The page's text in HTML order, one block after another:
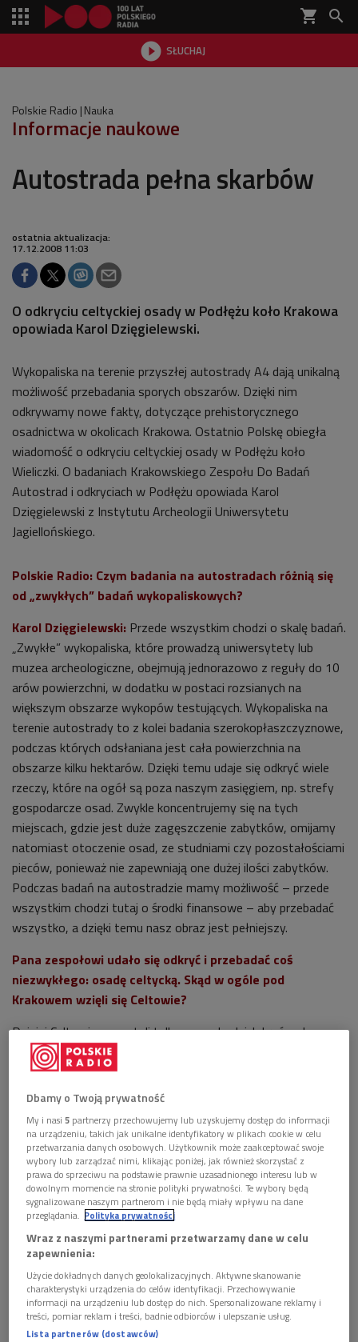
shopping_cart 
 SŁUCHAJ

Polskie Radio Nauka
Informacje naukowe
Autostrada pełna skarbów
ostatnia aktualizacja:
17.12.2008 11:03
O odkryciu celtyckiej osady w Podłężu koło Krakowa
opowiada Karol Dzięgielewski.
Wykopaliska na terenie przyszłej autostrady A4 dają unikalną
możliwość przebadania sporych obszarów. Dzięki nim
odkrywamy nowe fakty, dotyczące prehistorycznego
osadnictwa w okolicach Krakowa. Ostatnio Polskę obiegła
wiadomość o odkryciu celtyckiej osady w Podłężu koło
Wieliczki. O badaniach Krakowskiego Zespołu Do Badań
Autostrad i odkryciach w Podłężu opowiada Karol
Dzięgielewski z Instytutu Archeologii Uniwersytetu
Jagiellońskiego.
Polskie Radio: Czym badania na autostradach różnią się
od „zwykłych” badań wykopaliskowych?
Karol Dzięgielewski: Przede wszystkim chodzi o skalę badań.
„Zwykłe” wykopaliska, które prowadzą uniwersytety lub
muzea archeologiczne, obejmują jednorazowo z reguły do 10
arów powierzchni, w dodatku w postaci rozsianych na
większym obszarze wykopów testujących. Wykopaliska na
terenie autostrady to z kolei badania szerokopłaszczyznowe,
podczas których odsłaniana jest cała powierzchnia na
obszarze kilku hektarów. Dzięki temu udaje się odkryć wiele
rzeczy, które na ogół są poza naszym zasięgiem, np. strefy
gospodarcze osad. Zwykle koncentrujemy się na tych
miejscach, gdzie jest duże zagęszczenie zabytków, omijamy
natomiast otoczenie osad, ze studniami czy pozostałościami
pieców, ponieważ nie zapewniają one dużej ilości zabytków.
Podczas badań na autostradzie mamy możliwość – przede
wszystkim chodzi tutaj o środki finansowe – aby przebadać
wszystko, a dzięki temu nasz obraz jest pełniejszy.
Pana zespołowi udało się odkryć i przebadać coś
niezwykłego: osadę celtycką. Skąd w ogóle pod
Krakowem wzięli się Celtowie?
Dzisiaj Celtowie pozostali tylko na zachodnich krańcach
Europy, natomiast w V i IV w. p.n.e zajmowali większość
obszarów środkowej i zachodniej Europy – pojawili się także i
na naszych ziemiach. Najstarsze jak do tej pory enklawy
Datowane są one już na IV wiek p.n.e. Pod Krakowem
osadnictwo celtyckie pojawia się nieco później, w III w. p.n.e.
Zwykle pojawienie się Celtów w rejonie podkrakowskim wiąże
się z ich najazdami na Bałkany w latach 280-277 p.n.e.
Została wtedy złupiona między innymi świątynia Apollina w
Delfach, a greccy autorzy opisują te najazdy jako coś
naprawdę dramatycznego. Musimy pamiętać, że chociaż w
naszej opinii Celtowie byli ludem na wysokim poziomie
rozwoju cywilizacyjnego, dla Greków była to po prostu kolejna
fala barbarzyńców z północy. Po złupieniu Bałkanów część
Celtów przeszła Bosfor i udała się do Azji Mniejszej, część
Dbamy o Twoją prywatność
My i nasi5 partnerzy przechowujemy lub uzyskujemy dostęp do informacji
na urządzeniu, takich jak unikalne identyfikatory w plikach cookie w celu
przetwarzania danych osobowych. Użytkownik może zaakceptować swoje
wybory lub zarządzać nimi, klikając poniżej, jak również skorzystać z
prawa do sprzeciwu na podstawie prawnie uzasadnionego interesu lub w
dowolnym momencie na stronie polityki prywatności. Te wybory będą
sygnalizowane naszym partnerom i nie będą miały wpływu na dane
przeglądania. Polityka prywatności
Wraz z naszymi partnerami przetwarzamy dane w celu
zapewnienia:
Użycie dokładnych danych geolokalizacyjnych. Aktywne skanowanie
charakterystyki urządzenia do celów identyfikacji. Przechowywanie
informacji na urządzeniu lub dostęp do nich. Spersonalizowane reklamy i
treści, pomiar reklam i treści, badnie odbiorców i ulepszanie usług.
Lista partnerów (dostawców)